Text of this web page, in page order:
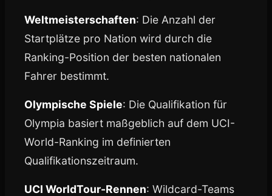
Weltmeisterschaften: Die Anzahl der
Startplätze pro Nation wird durch die
Ranking-Position der besten nationalen
Fahrer bestimmt.
Olympische Spiele: Die Qualifikation für
Olympia basiert maßgeblich auf dem UCI-
World-Ranking im definierten
Qualifikationszeitraum.
UCI WorldTour-Rennen: Wildcard-Teams